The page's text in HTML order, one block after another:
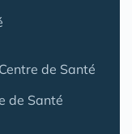
de Santé
de Santé